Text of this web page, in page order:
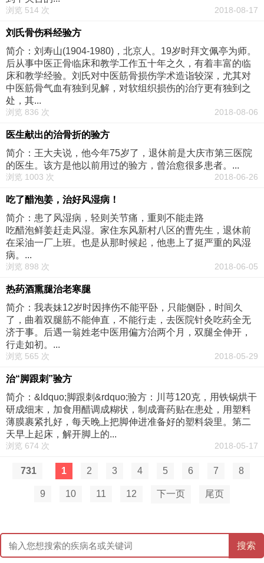
浏览 514 次 2018-08-17
刘氏骨伤科经验方
简介：刘寿山(1904-1980)，北京人。19岁时拜文佩亭为师。
后从事中医正骨临床和教学工作五十年之久，有着丰富的临
床和教学经验。刘氏对中医筋骨损伤学术造诣较深，尤其对
中医筋骨气血有独到见解，对软组织损伤的治疗更有独到之
处，其...
浏览 836 次 2018-08-06
医生献出的治骨折的验方
简介：王大夫说，他今年75岁了，退休前是大庆市第三医院
的医生。该方是他以前用过的验方，曾治愈很多患者。...
浏览 1003 次 2018-06-26
吃了醋泡姜，治好风湿病！
简介：患了风湿病，轻则关节痛，重则不能走路
吃醋泡鲜姜赶走风湿。家住东风新村八区的曹先生，退休前
在采油一厂上班。也是从那时候起，他患上了挺严重的风湿
病。...
浏览 898 次 2018-06-05
热药酒熏腿治老寒腿
简介：我表妹12岁时因摔伤不能平卧，只能侧卧，时间久
了，曲着双腿筋不能伸直，不能行走，去医院针灸吃药全无
济于事。后遇一翁姓老中医用偏方治两个月，双腿全伸开，
行走如初。...
浏览 565 次 2018-05-29
治“脚跟刺”验方
简介：&ldquo;脚跟刺&rdquo;验方：川芎120克，用铁锅烘干
研成细末，加食用醋调成糊状，制成膏药贴在患处，用塑料
薄膜裹紧扎好，每天晚上把脚伸进准备好的塑料袋里。第二
天早上起床，解开脚上的...
浏览 674 次 2018-05-17
731 1 2 3 4 5 6 7 8
9 10 11 12 下一页 尾页